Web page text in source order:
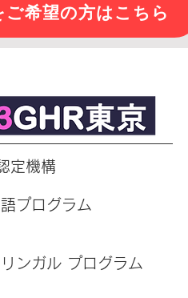
ご希望の方はこちら
定機構
プログラム
ンガル プログラム